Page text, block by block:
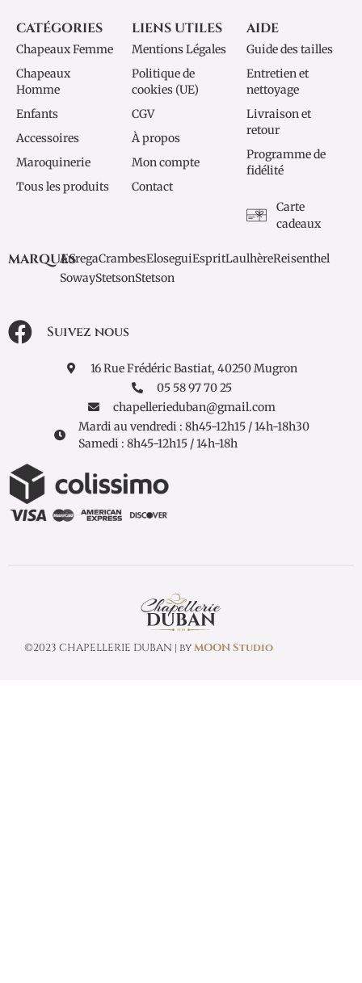
CATÉGORIES
Chapeaux Femme
Chapeaux
Homme
Enfants
Accessoires
Maroquinerie
Tous les produits
LIENS UTILES
Mentions Légales
Politique de
cookies (UE)
CGV
À propos
Mon compte
Contact
AIDE
Guide des tailles
Entretien et
nettoyage
Livraison et
retour
Programme de
fidélité
Carte
cadeaux
Suivez nous
16 Rue Frédéric Bastiat, 40250 Mugron
05 58 97 70 25
chapellerieduban@gmail.com
Mardi au vendredi : 8h45-12h15 / 14h-18h30
Samedi : 8h45-12h15 / 14h-18h
MARQUESAuregaCrambesEloseguiEspritLaulhèreReisenthel
SowayStetsonStetson
©2023 CHAPELLERIE DUBAN | byMOON Studio